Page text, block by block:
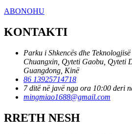
ABONOHU
KONTAKTI
Parku i Shkencës dhe
Chuangxin, Qyteti Gaobu, Qyteti
Guangdong, Kinë
86 13925714718
7 ditë në javë nga ora 10:00 deri
mingmiao1688@gmail.com
RRETH NESH